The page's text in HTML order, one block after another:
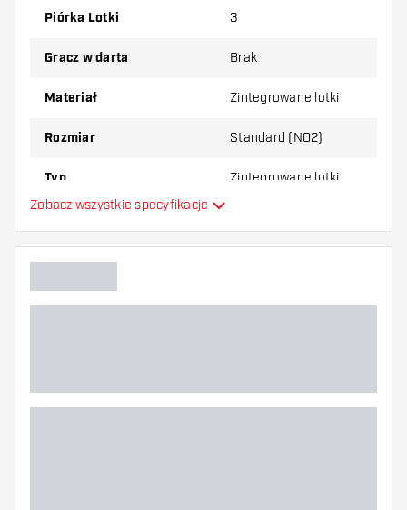
złamane w wyniku użytkowania.
piórek, aby dowiedzieć się, który wariant
Piórka Lotki 3
Gracz w darta Brak
Materiał Zintegrowane lotki
Rozmiar Standard (NO2)
Typ Zintegrowane lotki
Dodatkowe kolory
Zobacz wszystkie specyfikacje